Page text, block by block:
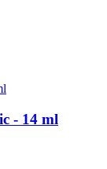
- 14 ml